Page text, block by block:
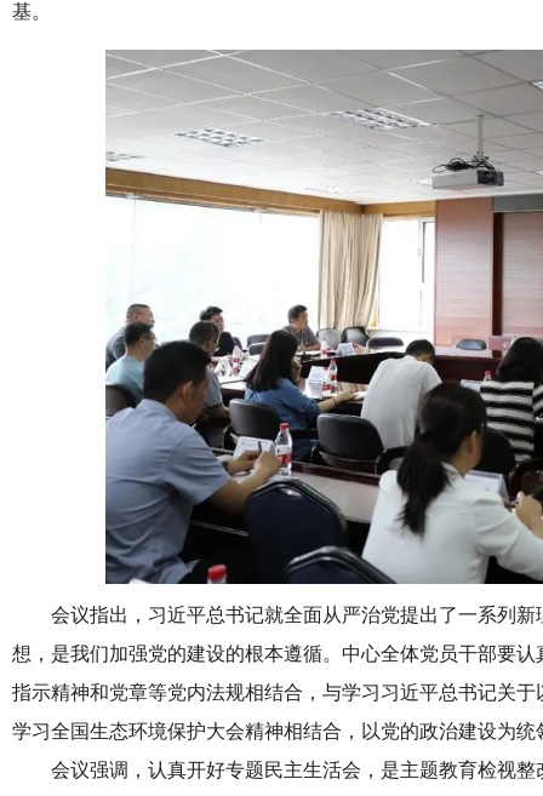
基。
会议指出，习近平总书记就全面从严治党提出了一系列
想，是我们加强党的建设的根本遵循。中心全体党员干部要
指示精神和党章等党内法规相结合，与学习习近平总书记关
学习全国生态环境保护大会精神相结合，以党的政治建设为
会议强调，认真开好专题民主生活会，是主题教育检视